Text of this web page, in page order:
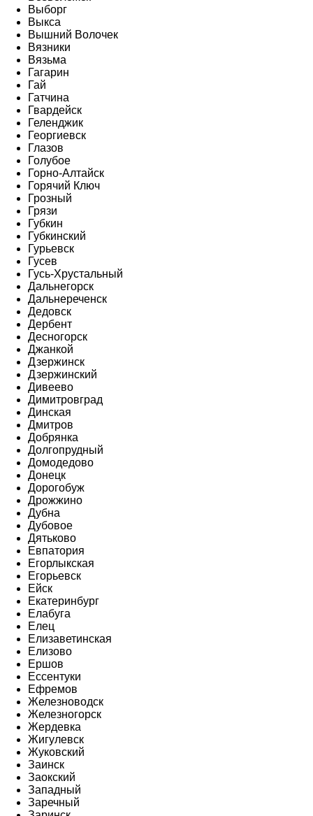
Выборг
Выкса
Вышний Волочек
Вязники
Вязьма
Гагарин
Гай
Гатчина
Гвардейск
Геленджик
Георгиевск
Глазов
Голубое
Горно-Алтайск
Горячий Ключ
Грозный
Грязи
Губкин
Губкинский
Гурьевск
Гусев
Гусь-Хрустальный
Дальнегорск
Дальнереченск
Дедовск
Дербент
Десногорск
Джанкой
Дзержинск
Дзержинский
Дивеево
Димитровград
Динская
Дмитров
Добрянка
Долгопрудный
Домодедово
Донецк
Дорогобуж
Дрожжино
Дубна
Дубовое
Дятьково
Евпатория
Егорлыкская
Егорьевск
Ейск
Екатеринбург
Елабуга
Елец
Елизаветинская
Елизово
Ершов
Ессентуки
Ефремов
Железноводск
Железногорск
Жердевка
Жигулевск
Жуковский
Заинск
Заокский
Западный
Заречный